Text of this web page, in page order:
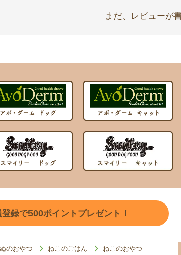
まだ、レビューが
録で500ポイントプレゼント！
のおやつ ねこのごはん ねこのおやつ